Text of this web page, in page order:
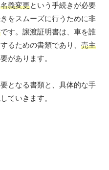
名義変更という手続きが必要
をスムーズに行うために非
です。譲渡証明書は、車を誰
るための書類であり、 売主
があります。
となる書類と、具体的な手
ていきます。